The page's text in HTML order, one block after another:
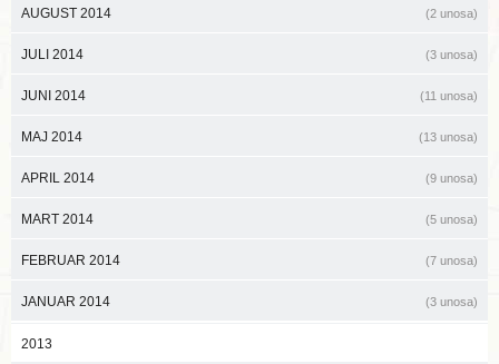
AUGUST 2014 (2 unosa)
JULI 2014 (3 unosa)
JUNI 2014 (11 unosa)
MAJ 2014 (13 unosa)
APRIL 2014 (9 unosa)
MART 2014 (5 unosa)
FEBRUAR 2014 (7 unosa)
JANUAR 2014 (3 unosa)
2013